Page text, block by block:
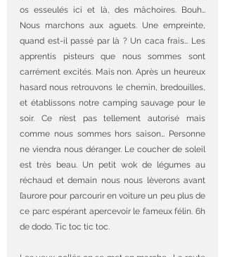
os esseulés ici et là, des mâchoires. Bouh…
Nous marchons aux aguets. Une empreinte,
quand est-il passé par là ? Un caca frais… Les
apprentis pisteurs que nous sommes sont
carrément excités. Mais non. Après un heureux
hasard nous retrouvons le chemin, bredouilles,
et établissons notre camping sauvage pour le
soir. Ce n’est pas tellement autorisé mais
comme nous sommes hors saison… Personne
ne viendra nous déranger. Le coucher de soleil
est très beau. Un petit wok de légumes au
réchaud et demain nous nous lèverons avant
l’aurore pour parcourir en voiture un peu plus de
ce parc espérant apercevoir le fameux félin. 6h
de dodo. Tic toc tic toc.